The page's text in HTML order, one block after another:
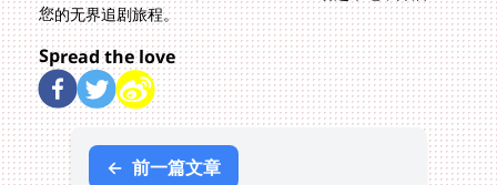
您的无界追剧旅程。
Spread the love
← 前一篇文章